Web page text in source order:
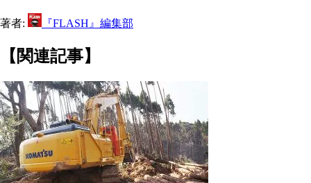
著者: 『FLASH』編集部
【関連記事】